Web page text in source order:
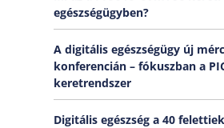
egészségügyben?
A digitális egészségügy új
konferencián – fókuszban a
keretrendszer
Digitális egészség a 40